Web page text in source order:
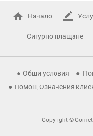
Начало
Сигурно плащане
Общи условия
Помощ Означения
Copyright © Comet